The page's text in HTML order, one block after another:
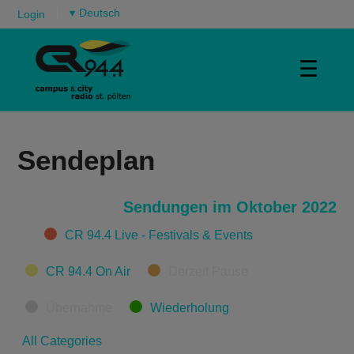
Login ▾
☰
Sendeplan
Sendungen im Oktober 2022
CategoriesCR 94.4 Live - Festivals & Events
CR 94.4 On Air
Wiederholung
All Categories